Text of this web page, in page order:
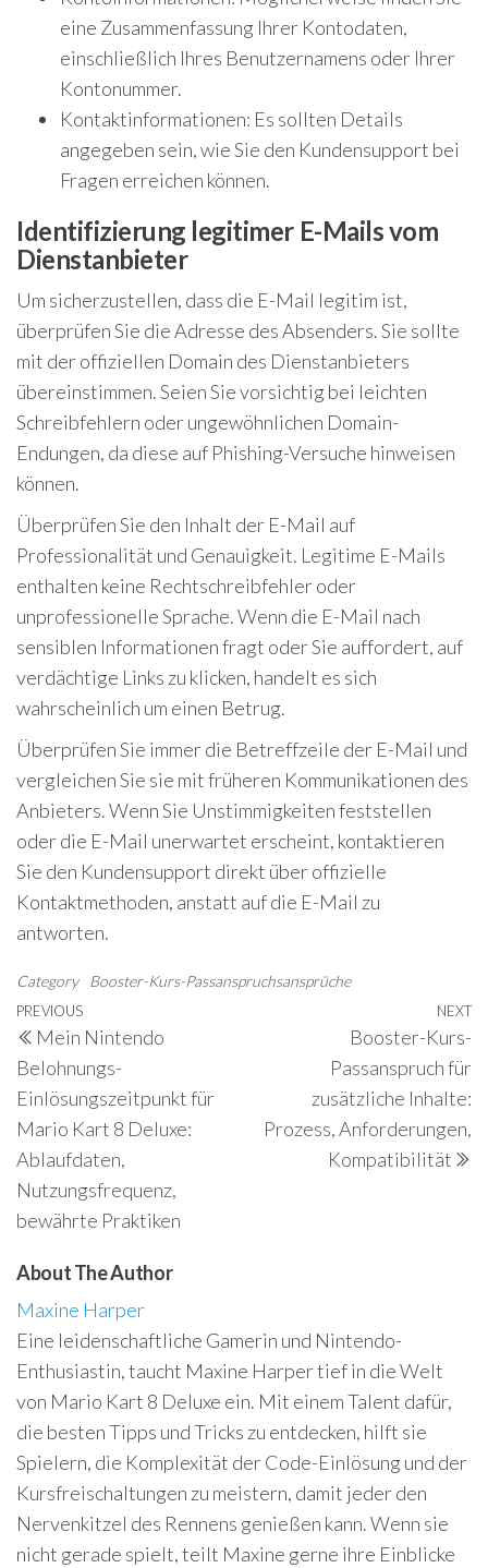
eine Zusammenfassung Ihrer Kontodaten,
einschließlich Ihres Benutzernamens oder Ihrer
Kontonummer.
Kontaktinformationen: Es sollten Details
angegeben sein, wie Sie den Kundensupport bei
Fragen erreichen können.
Identifizierung legitimer E-Mails vom
Dienstanbieter
Um sicherzustellen, dass die E-Mail legitim ist,
überprüfen Sie die Adresse des Absenders. Sie sollte
mit der offiziellen Domain des Dienstanbieters
übereinstimmen. Seien Sie vorsichtig bei leichten
Schreibfehlern oder ungewöhnlichen Domain-
Endungen, da diese auf Phishing-Versuche hinweisen
können.
Überprüfen Sie den Inhalt der E-Mail auf
Professionalität und Genauigkeit. Legitime E-Mails
enthalten keine Rechtschreibfehler oder
unprofessionelle Sprache. Wenn die E-Mail nach
sensiblen Informationen fragt oder Sie auffordert, auf
verdächtige Links zu klicken, handelt es sich
wahrscheinlich um einen Betrug.
Überprüfen Sie immer die Betreffzeile der E-Mail und
vergleichen Sie sie mit früheren Kommunikationen des
Anbieters. Wenn Sie Unstimmigkeiten feststellen
oder die E-Mail unerwartet erscheint, kontaktieren
Sie den Kundensupport direkt über offizielle
Kontaktmethoden, anstatt auf die E-Mail zu
antworten.
Category Booster-Kurs-Passanspruchsansprüche
Post
navigation
Previous
Post
PREVIOUS
Mein Nintendo
Belohnungs-
Einlösungszeitpunkt für
Mario Kart 8 Deluxe:
Ablaufdaten,
Nutzungsfrequenz,
bewährte Praktiken
NEXT
Booster-Kurs-
Passanspruch für
zusätzliche Inhalte:
Prozess, Anforderungen,
Kompatibilität
About The Author
Maxine Harper
Eine leidenschaftliche Gamerin und Nintendo-
Enthusiastin, taucht Maxine Harper tief in die Welt
von Mario Kart 8 Deluxe ein. Mit einem Talent dafür,
die besten Tipps und Tricks zu entdecken, hilft sie
Spielern, die Komplexität der Code-Einlösung und der
Kursfreischaltungen zu meistern, damit jeder den
Nervenkitzel des Rennens genießen kann. Wenn sie
nicht gerade spielt, teilt Maxine gerne ihre Einblicke